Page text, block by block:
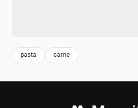
pasta carne